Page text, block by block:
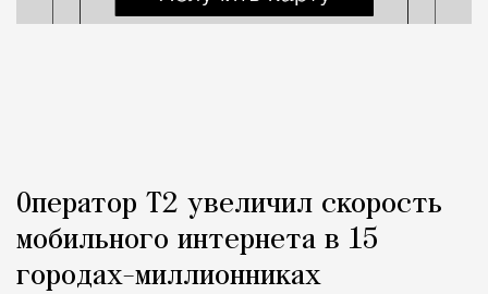
Оператор Т2 увеличил скорость
мобильного интернета в 15
городах-миллионниках